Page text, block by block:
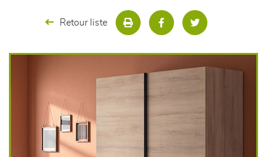
chambres et dressing
décoration
Retour liste